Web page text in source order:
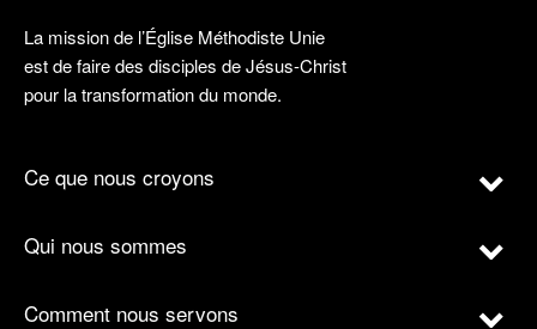
La mission de l’Église Méthodiste Unie
est de faire des disciples de Jésus-Christ
pour la transformation du monde.
Ce que nous croyons
Qui nous sommes
Comment nous servons